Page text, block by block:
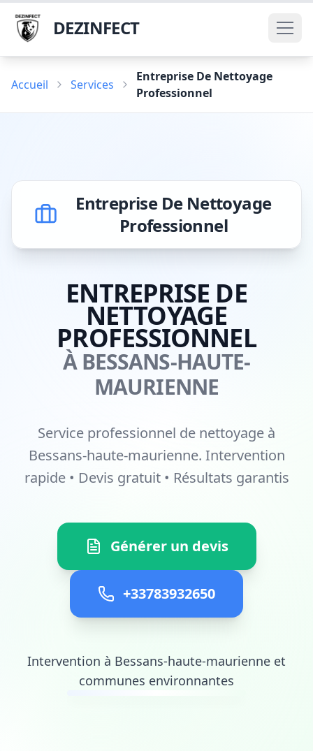
DEZINFECT
Accueil Services
Entreprise De Nettoyage
Professionnel
Entreprise De Nettoyage
Professionnel
ENTREPRISE DE
NETTOYAGE
PROFESSIONNEL
À BESSANS-HAUTE-
MAURIENNE
Service professionnel de nettoyage à
Bessans-haute-maurienne. Intervention
rapide • Devis gratuit • Résultats garantis
Générer un devis
+33783932650
Intervention à Bessans-haute-maurienne et
communes environnantes